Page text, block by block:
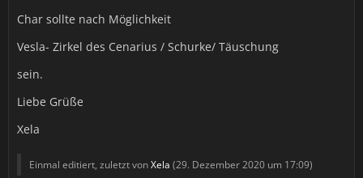
Char sollte nach Möglichkeit
Vesla- Zirkel des Cenarius / Schurke/ Täuschung
sein.
Liebe Grüße
Xela
Einmal editiert, zuletzt vonXela (29. Dezember 2020 um 17:09)